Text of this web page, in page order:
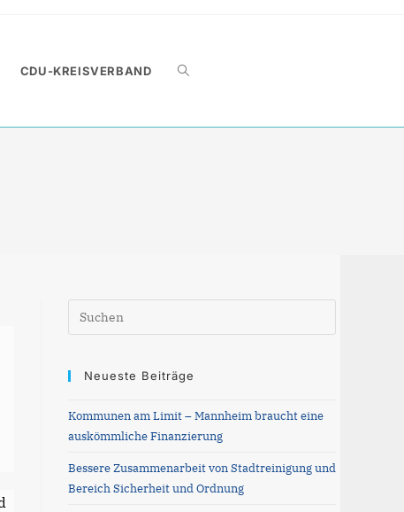
CDU-KREISVERBAND WEBSITE-
Escape
Neueste Beiträge
Kommunen am Limit – Mannheim braucht eine
auskömmliche Finanzierung
Bessere Zusammenarbeit von Stadtreinigung und
Bereich Sicherheit und Ordnung